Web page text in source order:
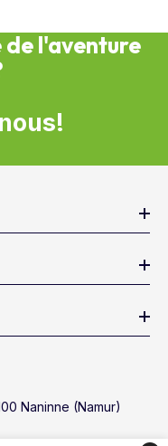
l'aventure
Naninne (Namur)